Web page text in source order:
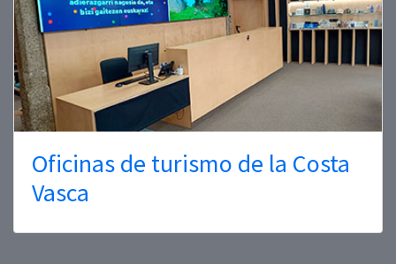
Oficinas de turismo de la Costa
Vasca